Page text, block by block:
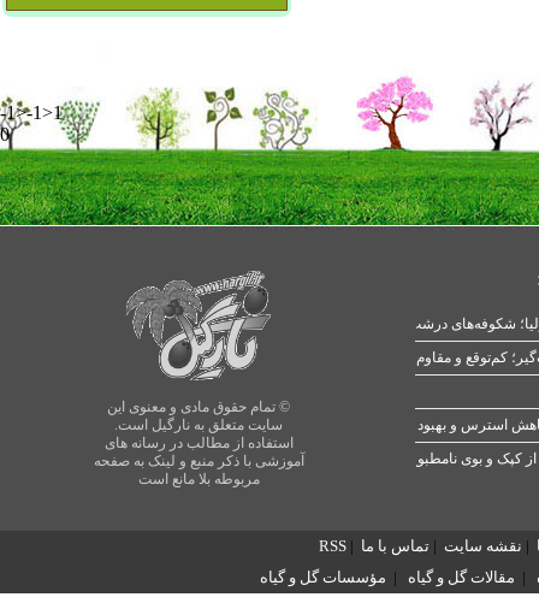
-1>-1>1
0
© تمام حقوق مادی و معنوی این
سایت متعلق به نارگیل است.
استفاده از مطالب در رسانه های
آموزشی با ذکر منبع و لینک به صفحه
مربوطه بلا مانع است
شکوفه‌های درشت در بهار
کپک و بوی نامطبوع
| نقشه سایت | تماس با ما |
RSS
| مقالات گل و گیاه | مؤسسات گل و گیاه